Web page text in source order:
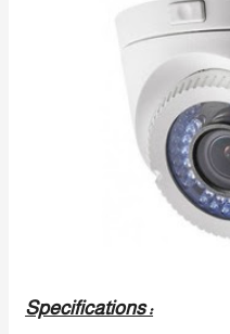
Specifications :